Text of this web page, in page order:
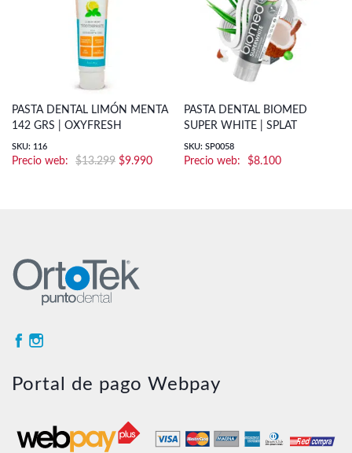
PASTA DENTAL LIMÓN MENTA
142 GRS | OXYFRESH
SKU: 116
$13.299 El
$9.990El
PASTA DENTAL BIOMED
SUPER WHITE | SPLAT
SKU: SP0058
$8.100
Portal de pago Webpay